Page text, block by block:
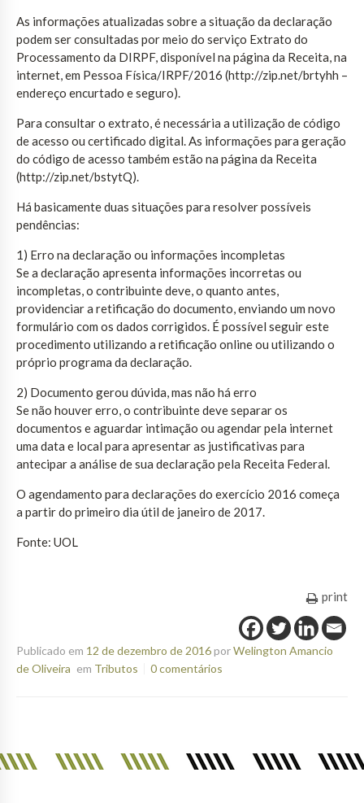
As informações atualizadas sobre a situação da declaração
podem ser consultadas por meio do serviço Extrato do
Processamento da DIRPF, disponível na página da Receita, na
internet, em Pessoa Física/IRPF/2016 (http://zip.net/brtyhh –
endereço encurtado e seguro).
Para consultar o extrato, é necessária a utilização de código
de acesso ou certificado digital. As informações para geração
do código de acesso também estão na página da Receita
(http://zip.net/bstytQ).
Há basicamente duas situações para resolver possíveis
pendências:
1) Erro na declaração ou informações incompletas
Se a declaração apresenta informações incorretas ou
incompletas, o contribuinte deve, o quanto antes,
providenciar a retificação do documento, enviando um novo
formulário com os dados corrigidos. É possível seguir este
procedimento utilizando a retificação online ou utilizando o
próprio programa da declaração.
2) Documento gerou dúvida, mas não há erro
Se não houver erro, o contribuinte deve separar os
documentos e aguardar intimação ou agendar pela internet
uma data e local para apresentar as justificativas para
antecipar a análise de sua declaração pela Receita Federal.
O agendamento para declarações do exercício 2016 começa
a partir do primeiro dia útil de janeiro de 2017.
Fonte: UOL
print
Publicado em 12 de dezembro de 2016porWelington Amancio
de Oliveira em Tributos 0 comentários